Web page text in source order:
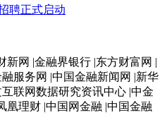
聘正式启动
新网 |金融界银行 |东方财富网 |
服务网 |中国金融新闻网 |新华
联网数据研究资讯中心 |中金
凰理财 |中国网金融 |中国金融